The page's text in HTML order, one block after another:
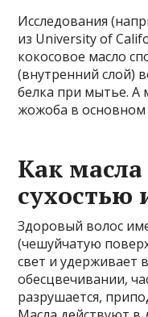
Исследования
из University of
кокосовое масло
(внутренний слой)
белка при мытье. А
жожоба в основном
Как
сухостью
Здоровый волос
(чешуйчатую
свет и удерживает
обесцвечивании,
разрушается,